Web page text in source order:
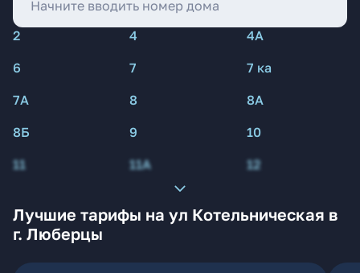
2 4
4А
6
7
7 ка
7А
8
8А
8Б
9
10
11
11А 12
Лучшие тарифы на ул Котельническая в
г. Люберцы